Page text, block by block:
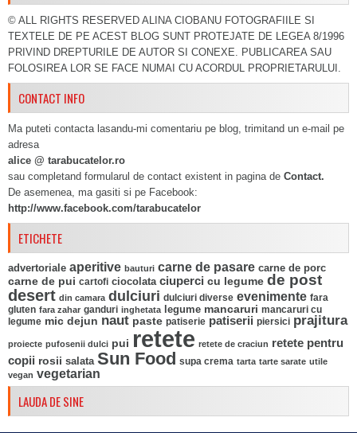
© ALL RIGHTS RESERVED ALINA CIOBANU FOTOGRAFIILE SI
TEXTELE DE PE ACEST BLOG SUNT PROTEJATE DE LEGEA 8/1996
PRIVIND DREPTURILE DE AUTOR SI CONEXE. PUBLICAREA SAU
FOLOSIREA LOR SE FACE NUMAI CU ACORDUL PROPRIETARULUI.
CONTACT INFO
Ma puteti contacta lasandu-mi comentariu pe blog, trimitand un e-mail pe
adresa
alice @ tarabucatelor.ro
sau completand formularul de contact existent in pagina de Contact.
De asemenea, ma gasiti si pe Facebook:
http://www.facebook.com/tarabucatelor
ETICHETE
advertoriale aperitive bauturi carne de pasare carne de porc
carne de pui cartofi ciocolata ciuperci cu legume de post
desert din camara dulciuri dulciuri diverse evenimente fara
gluten fara zahar ganduri inghetata legume mancaruri mancaruri cu
legume mic dejun naut paste patiserie patiserii piersici prajitura
proiecte pufosenii dulci pui retete retete de craciun retete pentru
copii rosii salata Sun Food supa crema tarta tarte sarate utile
vegan vegetarian
LAUDA DE SINE